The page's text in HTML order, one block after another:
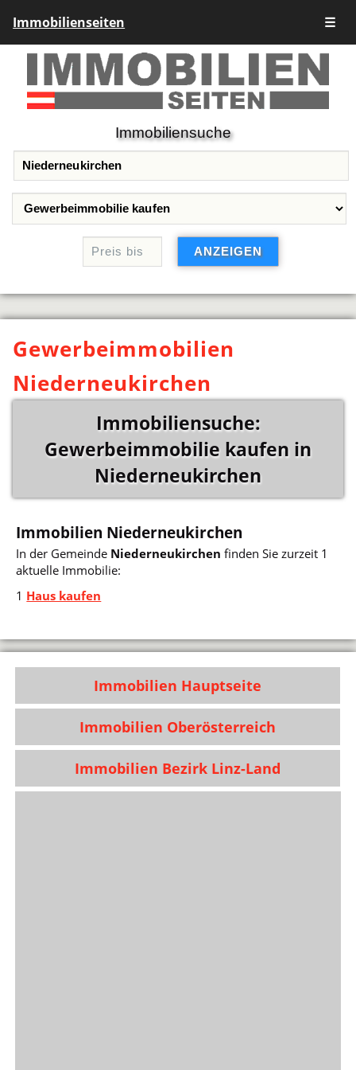
Immobilienseiten ☰
Immobiliensuche
Gewerbeimmobilien
Niederneukirchen
Immobiliensuche:
Gewerbeimmobilie kaufen in
Niederneukirchen
Immobilien Niederneukirchen
In der Gemeinde Niederneukirchen finden Sie zurzeit 1
aktuelle Immobilie:
1 Haus kaufen
Immobilien Hauptseite
Immobilien Oberösterreich
Immobilien Bezirk Linz-Land